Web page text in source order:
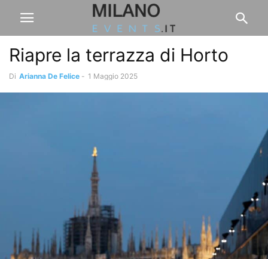
Riapre la terrazza di Horto
Di Arianna De Felice - 1 Maggio 2025